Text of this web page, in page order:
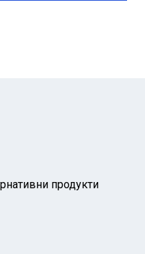
продукти